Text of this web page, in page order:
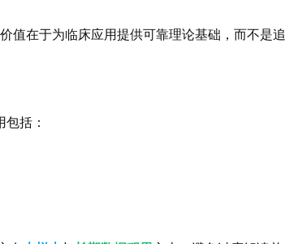
值在于为临床应用提供可靠理论基础，而不是追
括：